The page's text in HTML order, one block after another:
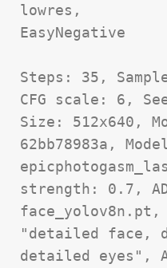
lowres,
EasyNegative
Steps: 35,
CFG scale: 6,
Size: 512x640,
62bb78983a,
strength: 0.7,
face_yolov8n.pt,
"detailed face,
detailed eyes",